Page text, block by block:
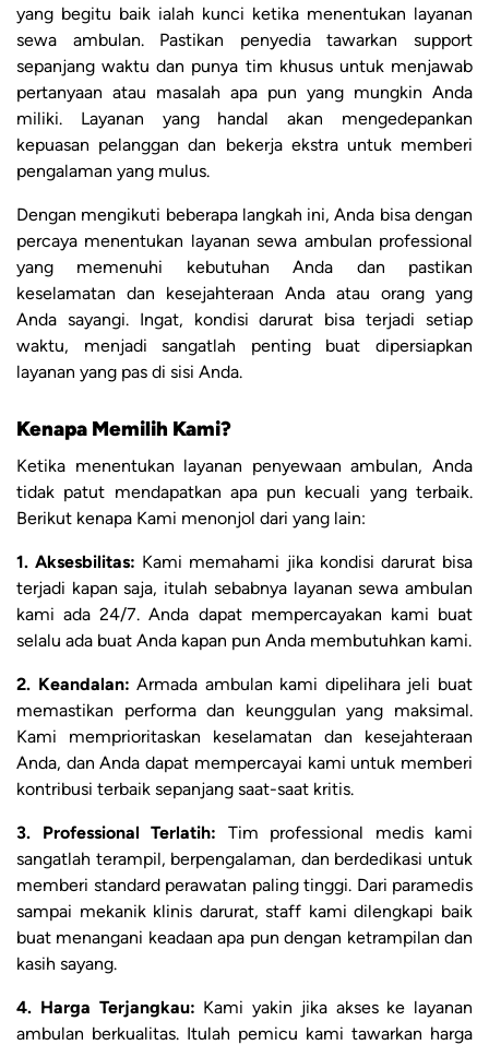
yang begitu baik ialah kunci ketika menentukan layanan
sewa ambulan. Pastikan penyedia tawarkan support
sepanjang waktu dan punya tim khusus untuk menjawab
pertanyaan atau masalah apa pun yang mungkin Anda
miliki. Layanan yang handal akan mengedepankan
kepuasan pelanggan dan bekerja ekstra untuk memberi
pengalaman yang mulus.
Dengan mengikuti beberapa langkah ini, Anda bisa dengan
percaya menentukan layanan sewa ambulan professional
yang memenuhi kebutuhan Anda dan pastikan
keselamatan dan kesejahteraan Anda atau orang yang
Anda sayangi. Ingat, kondisi darurat bisa terjadi setiap
waktu, menjadi sangatlah penting buat dipersiapkan
layanan yang pas di sisi Anda.
Kenapa Memilih Kami?
Ketika menentukan layanan penyewaan ambulan, Anda
tidak patut mendapatkan apa pun kecuali yang terbaik.
Berikut kenapa Kami menonjol dari yang lain:
1. Aksesbilitas: Kami memahami jika kondisi darurat bisa
terjadi kapan saja, itulah sebabnya layanan sewa ambulan
kami ada 24/7. Anda dapat mempercayakan kami buat
selalu ada buat Anda kapan pun Anda membutuhkan kami.
2. Keandalan: Armada ambulan kami dipelihara jeli buat
memastikan performa dan keunggulan yang maksimal.
Kami memprioritaskan keselamatan dan kesejahteraan
Anda, dan Anda dapat mempercayai kami untuk memberi
kontribusi terbaik sepanjang saat-saat kritis.
3. Professional Terlatih: Tim professional medis kami
sangatlah terampil, berpengalaman, dan berdedikasi untuk
memberi standard perawatan paling tinggi. Dari paramedis
sampai mekanik klinis darurat, staff kami dilengkapi baik
buat menangani keadaan apa pun dengan ketrampilan dan
kasih sayang.
4. Harga Terjangkau: Kami yakin jika akses ke layanan
ambulan berkualitas. Itulah pemicu kami tawarkan harga